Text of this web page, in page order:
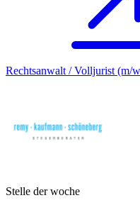
Rechtsanwalt / Volljurist (m/
Stelle der woche